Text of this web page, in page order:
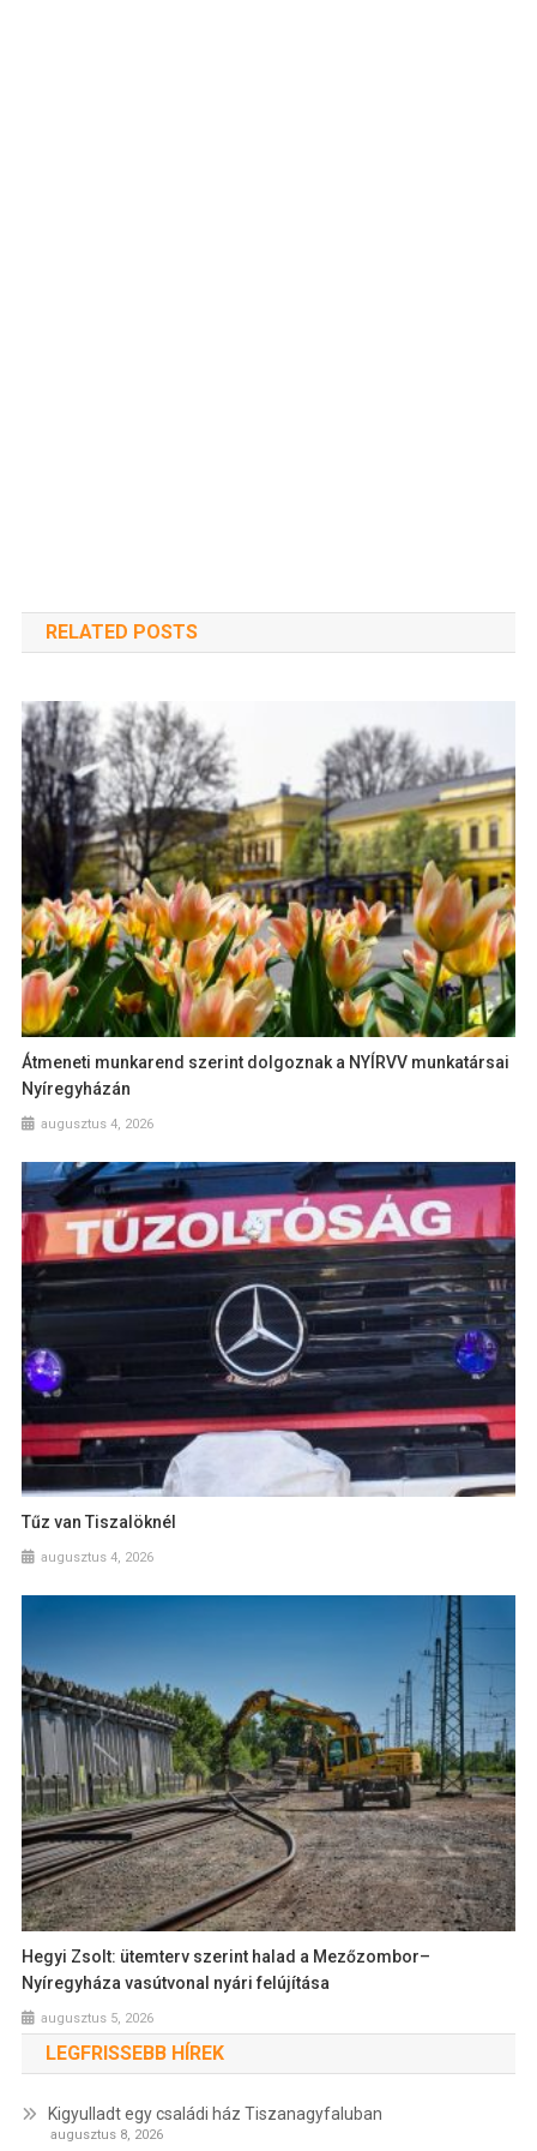
RELATED POSTS
Átmeneti munkarend szerint dolgoznak a NYÍRVV munkatársai
Nyíregyházán
augusztus 4, 2026
Tűz van Tiszalöknél
augusztus 4, 2026
Hegyi Zsolt: ütemterv szerint halad a Mezőzombor–
Nyíregyháza vasútvonal nyári felújítása
augusztus 5, 2026
LEGFRISSEBB HÍREK
Kigyulladt egy családi ház Tiszanagyfaluban
augusztus 8, 2026